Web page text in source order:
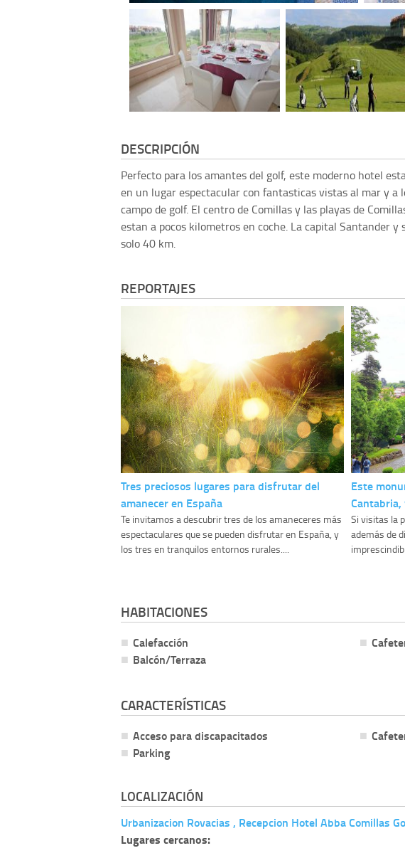
DESCRIPCIÓN
Perfecto para los amantes del golf, este moderno hotel
en un lugar espectacular con fantasticas vistas al mar y a
campo de golf. El centro de Comillas y las playas de
estan a pocos kilometros en coche. La capital Santander
solo 40 km.
REPORTAJES
Tres preciosos lugares para disfrutar del
amanecer en España
Te invitamos a descubrir tres de los amaneceres más
espectaculares que se pueden disfrutar en España, y
los tres en tranquilos entornos rurales....
Este
Cantabria,
Si visitas la
además de
HABITACIONES
Calefacción
Balcón/Terraza
CARACTERÍSTICAS
Acceso para discapacitados
Parking
LOCALIZACIÓN
Urbanizacion Rovacias , Recepcion Hotel Abba Comillas
Lugares cercanos: